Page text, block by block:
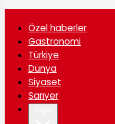
Özel haberler
Gastronomi
Türkiye
Dünya
Siyaset
Sarıyer